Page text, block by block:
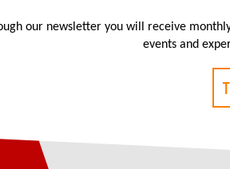
our newsletter you will receive
events and